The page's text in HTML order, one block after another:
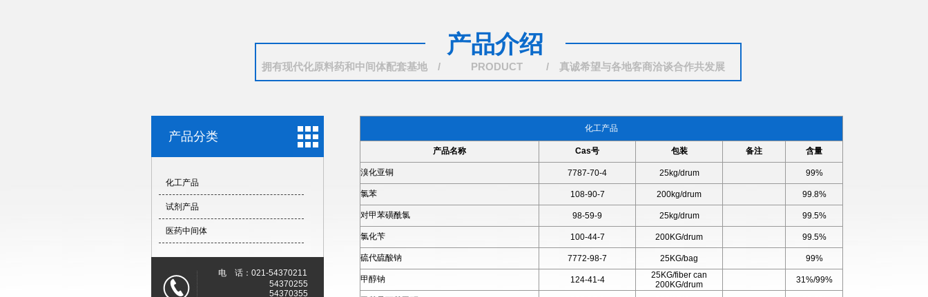
产品介绍
拥有现代化原料药和中间体配套基地 / PRODUCT / 真诚希望与各地客商洽谈合作共发展
产品分类
化工产品
试剂产品
医药中间体
电 话：021-54370211
54370255
54370355
化工产品
产品名称 Cas号 包装 备注 含量
溴化亚铜 7787-70-4 25kg/drum 99%
氯苯 108-90-7 200kg/drum 99.8%
对甲苯磺酰氯 98-59-9 25kg/drum 99.5%
氯化苄 100-44-7 200KG/drum 99.5%
硫代硫酸钠 7772-98-7 25KG/bag 99%
甲醇钠 124-41-4
25KG/fiber can
200KG/drum
31%/99%